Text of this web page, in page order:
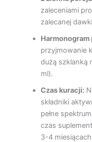
zaleceniami
zalecanej
przyjmowanie
dużą szklanką
ml).
Czas kuracji:
składniki
pełne
czas
3-4